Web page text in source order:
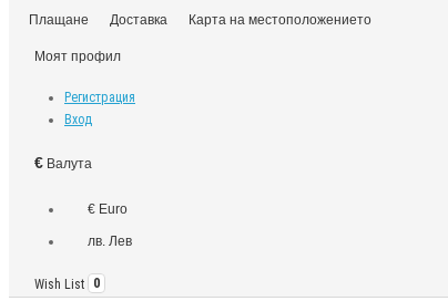
Плащане Доставка Карта на местоположението
Моят профил
Регистрация
Вход
€ Валута
€ Euro
лв. Лев
Wish List 0